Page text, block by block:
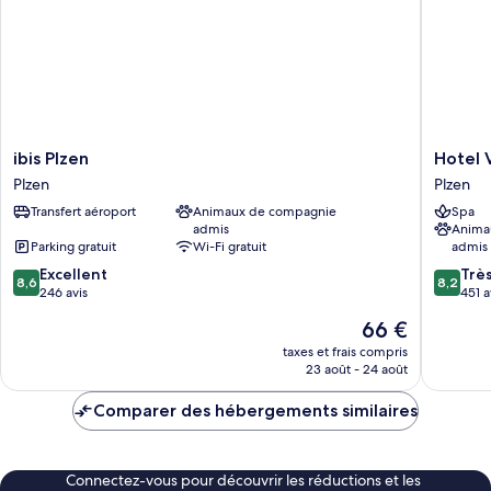
ibis
Plzen
Plzen
ibis Plzen
Plzen
Transfert aéroport
Animaux de compagnie
admis
Parking gratuit
Wi-Fi gratuit
8.6
sur
8,6 Excellent
246 avis
Le
nouveau
prix
de
66 €
taxes et frais compris
23 août - 24 août
Hotel
Victoria
Plzen
Hotel
Plzen
Spa
admis
8.2
sur
8,2
451
Comparer des hébergements similaires
Connectez-vous pour découvrir les réductions et les